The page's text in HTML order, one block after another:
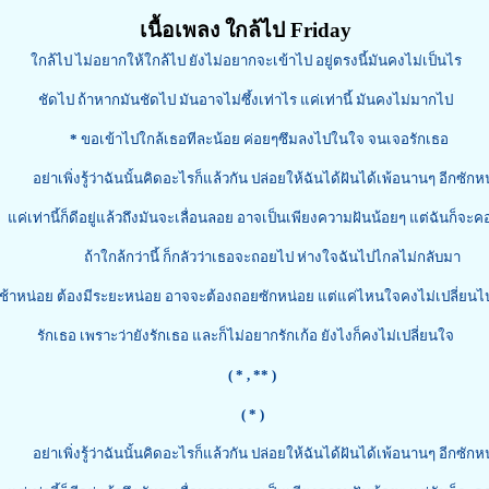
เนื้อเพลง ใกล้ไป Friday
ใกล้ไป ไม่อยากให้ใกล้ไป ยังไม่อยากจะเข้าไป อยู่ตรงนี้มันคงไม่เป็นไร
ชัดไป ถ้าหากมันชัดไป มันอาจไม่ซึ้งเท่าไร แค่เท่านี้ มันคงไม่มากไป
* ขอเข้าไปใกล้เธอทีละน้อย ค่อยๆซึมลงไปในใจ จนเจอรักเธอ
าเพิ่งรู้ว่าฉันนั้นคิดอะไรก็แล้วกัน ปล่อยให้ฉันได้ฝันได้เพ้อนานๆ อีกซักห
นี้ก็ดีอยู่แล้วถึงมันจะเลื่อนลอย อาจเป็นเพียงความฝันน้อยๆ แต่ฉันก็จะค
ถ้าใกล้กว่านี้ ก็กลัวว่าเธอจะถอยไป ห่างใจฉันไปไกลไม่กลับมา
ช้าหน่อย ต้องมีระยะหน่อย อาจจะต้องถอยซักหน่อย แต่แค่ไหนใจคงไม่เปลี่ยนไ
รักเธอ เพราะว่ายังรักเธอ และก็ไม่อยากรักเก้อ ยังไงก็คงไม่เปลี่ยนใจ
( * , ** )
( * )
าเพิ่งรู้ว่าฉันนั้นคิดอะไรก็แล้วกัน ปล่อยให้ฉันได้ฝันได้เพ้อนานๆ อีกซักห